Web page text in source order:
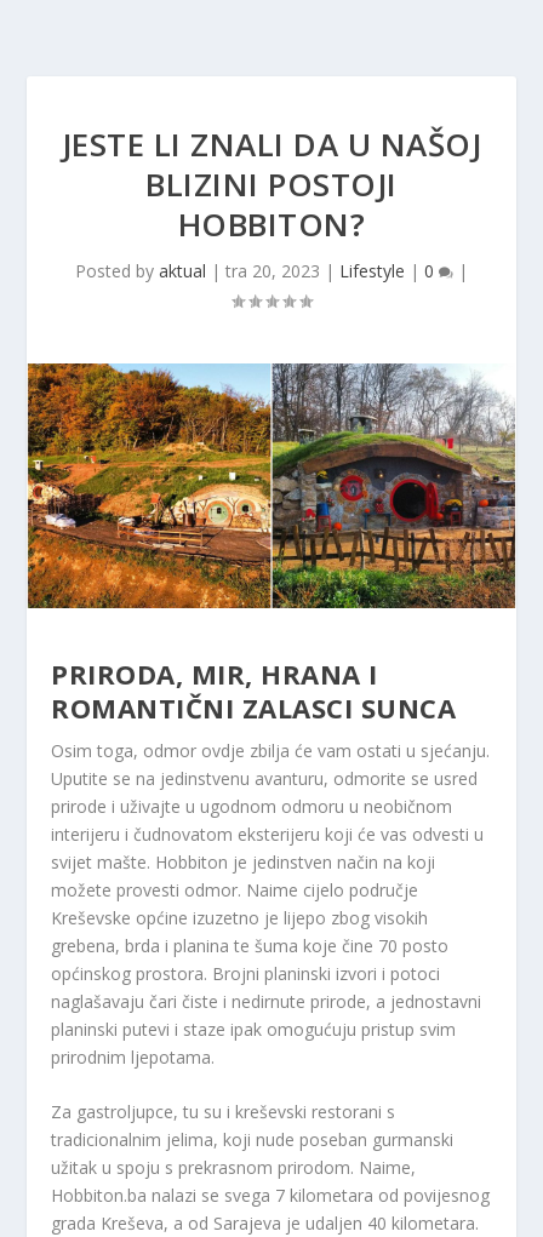
JESTE LI ZNALI DA U NAŠOJ
BLIZINI POSTOJI
HOBBITON?
Posted by aktual | tra 20, 2023 | Lifestyle | 0 |
PRIRODA, MIR, HRANA I
ROMANTIČNI ZALASCI SUNCA
Osim toga, odmor ovdje zbilja će vam ostati u sjećanju.
Uputite se na jedinstvenu avanturu, odmorite se usred
prirode i uživajte u ugodnom odmoru u neobičnom
interijeru i čudnovatom eksterijeru koji će vas odvesti u
svijet mašte. Hobbiton je jedinstven način na koji
možete provesti odmor. Naime cijelo područje
Kreševske općine izuzetno je lijepo zbog visokih
grebena, brda i planina te šuma koje čine 70 posto
općinskog prostora. Brojni planinski izvori i potoci
naglašavaju čari čiste i nedirnute prirode, a jednostavni
planinski putevi i staze ipak omogućuju pristup svim
prirodnim ljepotama.
Za gastroljupce, tu su i kreševski restorani s
tradicionalnim jelima, koji nude poseban gurmanski
užitak u spoju s prekrasnom prirodom. Naime,
Hobbiton.ba nalazi se svega 7 kilometara od povijesnog
grada Kreševa, a od Sarajeva je udaljen 40 kilometara.